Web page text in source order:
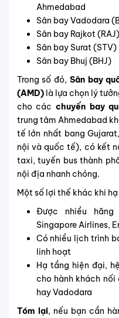
Ahmedabad
Sân bay Vadodara
Sân bay Rajkot (RAJ)
Sân bay Surat (STV)
Sân bay Bhuj (BHJ)
Trong số đó, Sân bay
(AMD)là lựa chọn lý
cho các chuyến bay
trung tâm Ahmedabad
tế lớn nhất bang
nội và quốc tế), có kết
taxi, tuyến bus thành
nội địa nhanh chóng.
Một số lợi thế khác khi
Được nhiều hãng
Singapore Airlines,
Có nhiều lịch trình
linh hoạt
Hạ tầng hiện đại,
cho hành khách
hay Vadodara
Tóm lại, nếu bạn cần